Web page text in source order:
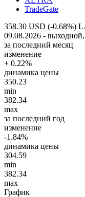
TradeGate
358.30 USD (-0.68%)
09.08.2026 -
за последний месяц
изменение
+ 0.22%
динамика цены
350.23
min
382.34
max
за последний год
изменение
-1.84%
динамика цены
304.59
min
382.34
max
График